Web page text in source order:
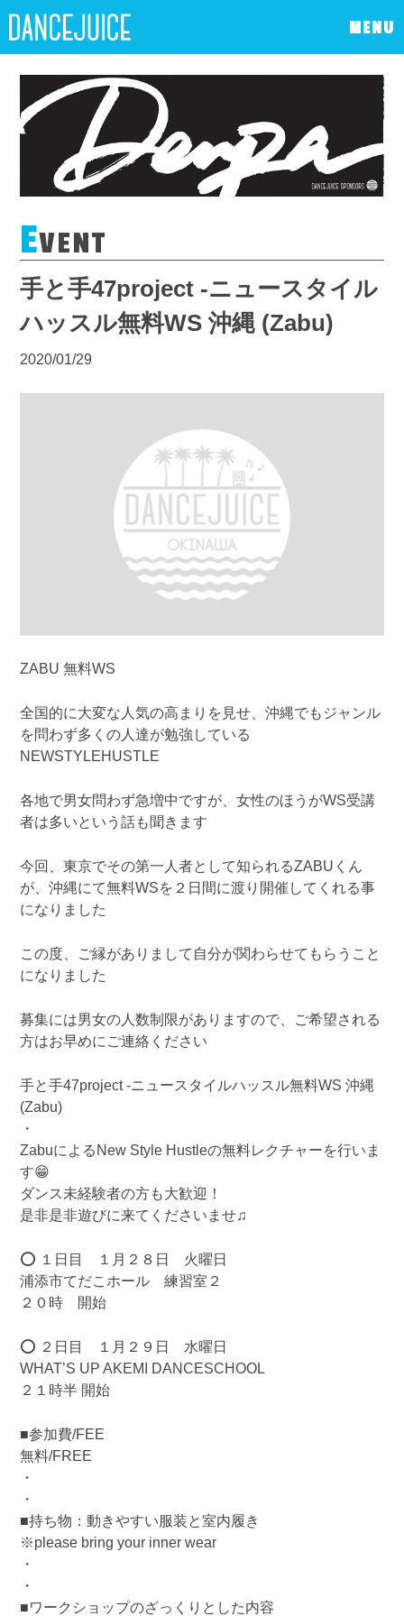
MENU
EVENT
手と手47project -ニュースタイル
ハッスル無料WS 沖縄 (Zabu)
2020/01/29
ZABU 無料WS
全国的に大変な人気の高まりを見せ、沖縄でもジャンル
を問わず多くの人達が勉強している
NEWSTYLEHUSTLE
各地で男女問わず急増中ですが、女性のほうがWS受講
者は多いという話も聞きます
今回、東京でその第一人者として知られるZABUくん
が、沖縄にて無料WSを２日間に渡り開催してくれる事
になりました
この度、ご縁がありまして自分が関わらせてもらうこと
になりました
募集には男女の人数制限がありますので、ご希望される
方はお早めにご連絡ください
手と手47project -ニュースタイルハッスル無料WS 沖縄
(Zabu)
・
ZabuによるNew Style Hustleの無料レクチャーを行いま
す😁
ダンス未経験者の方も大歓迎！
是非是非遊びに来てくださいませ♫
⭕️ １日目 １月２８日 火曜日
浦添市てだこホール 練習室２
２０時 開始
⭕️ ２日目 １月２９日 水曜日
WHAT’S UP AKEMI DANCESCHOOL
２１時半 開始
■参加費/FEE
無料/FREE
・
・
■持ち物：動きやすい服装と室内履き
※please bring your inner wear
・
・
■ワークショップのざっくりとした内容